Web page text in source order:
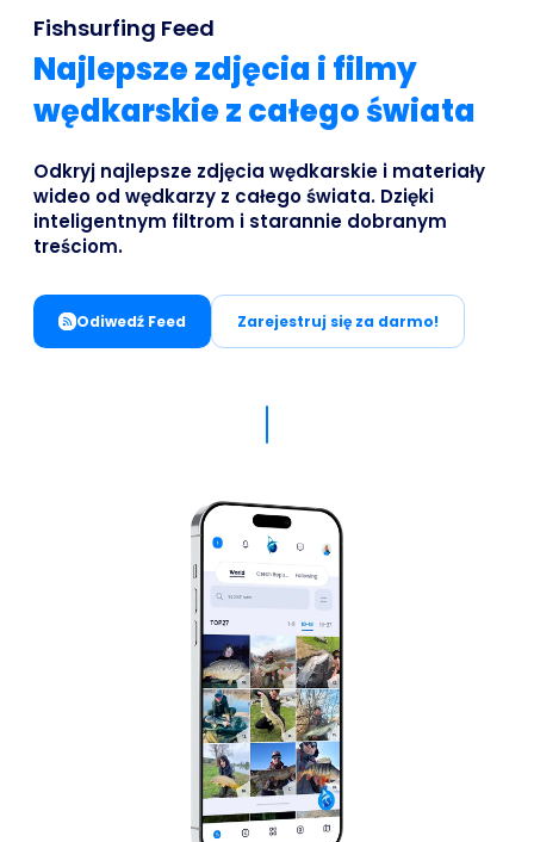
Fishsurfing Feed
Najlepsze zdjęcia i filmy
wędkarskie z całego świata
Odkryj najlepsze zdjęcia wędkarskie i materiały
wideo od wędkarzy z całego świata. Dzięki
inteligentnym filtrom i starannie dobranym
treściom.
Odiwedź Feed Zarejestruj się za darmo!